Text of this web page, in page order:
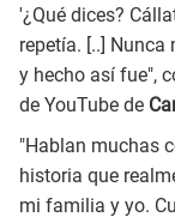
'¿Qué dices?
repetía. [..]
y hecho así fue",
de YouTube de
"Hablan muchas
historia que
mi familia y yo.